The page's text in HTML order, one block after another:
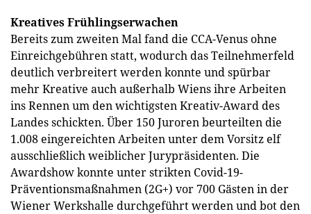
Kreatives Frühlingserwachen
Bereits zum zweiten Mal fand die CCA-Venus ohne
Einreichgebühren statt, wodurch das Teilnehmerfeld
deutlich verbreitert werden konnte und spürbar
mehr Kreative auch außerhalb Wiens ihre Arbeiten
ins Rennen um den wichtigsten Kreativ-Award des
Landes schickten. Über 150 Juroren beurteilten die
1.008 eingereichten Arbeiten unter dem Vorsitz elf
ausschließlich weiblicher Jurypräsidenten. Die
Awardshow konnte unter strikten Covid-19-
Präventionsmaßnahmen (2G+) vor 700 Gästen in der
Wiener Werkshalle durchgeführt werden und bot den